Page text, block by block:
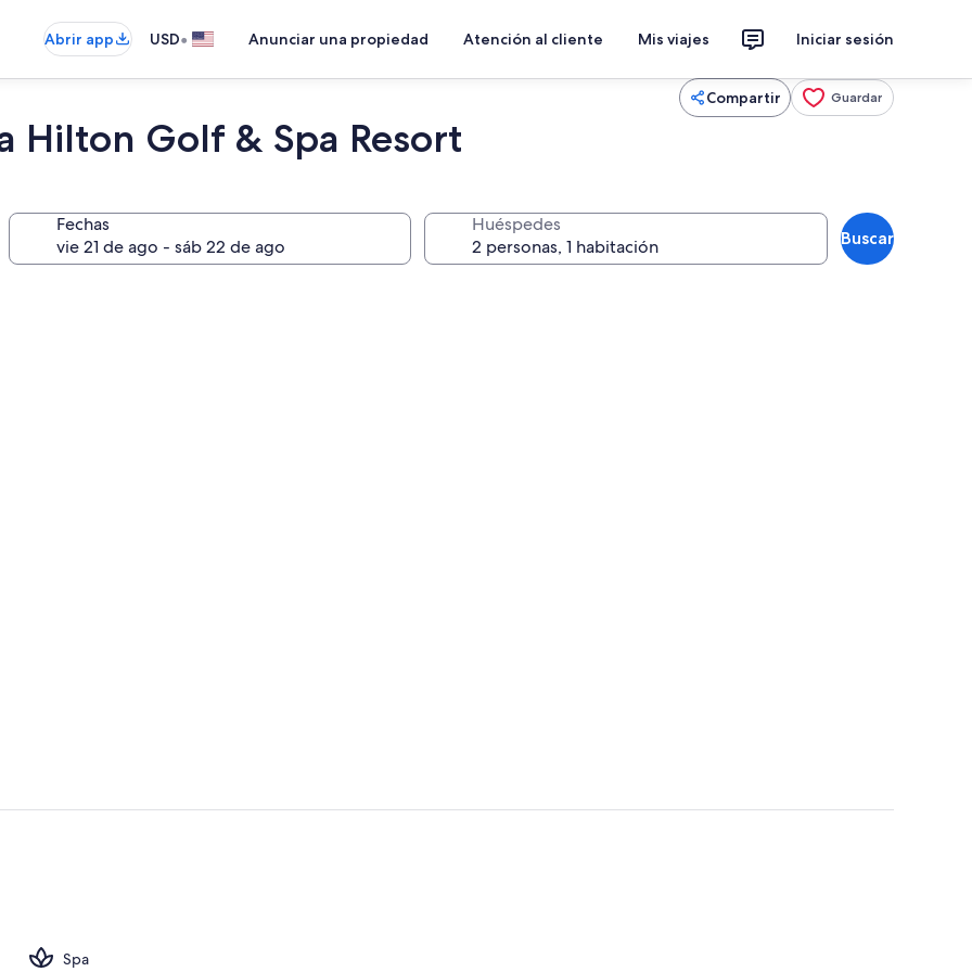
Abrir app USD• Anunciar una propiedad Atención al cliente Mis viajes Iniciar sesión
Compartir Guardar
Hilton Golf & Spa Resort
Fechas Huéspedes
Buscar
Spa